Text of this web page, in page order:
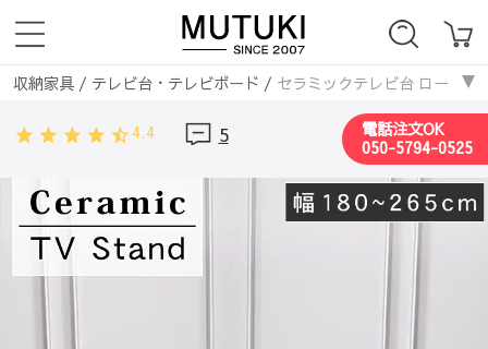
収納家具/ テレビ台・テレビボード / セラミックテレビ台 ローボ
4.4 5
電話注文OK
050-5794-0525